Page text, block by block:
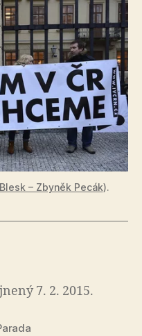
Blesk – Zbyněk Pecák).
7. 2. 2015.